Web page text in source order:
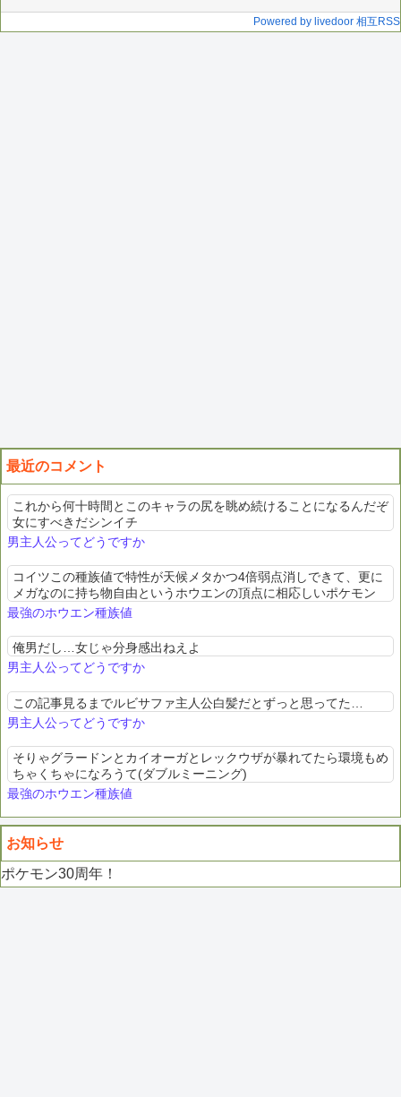
Powered by livedoor 相互RSS
最近のコメント
これから何十時間とこのキャラの尻を眺め続けることになるんだぞ
女にすべきだシンイチ
男主人公ってどうですか
コイツこの種族値で特性が天候メタかつ4倍弱点消しできて、更に
メガなのに持ち物自由というホウエンの頂点に相応しいポケモン
最強のホウエン種族値
俺男だし…女じゃ分身感出ねえよ
男主人公ってどうですか
この記事見るまでルビサファ主人公白髪だとずっと思ってた…
男主人公ってどうですか
そりゃグラードンとカイオーガとレックウザが暴れてたら環境もめ
ちゃくちゃになろうて(ダブルミーニング)
最強のホウエン種族値
お知らせ
ポケモン30周年！